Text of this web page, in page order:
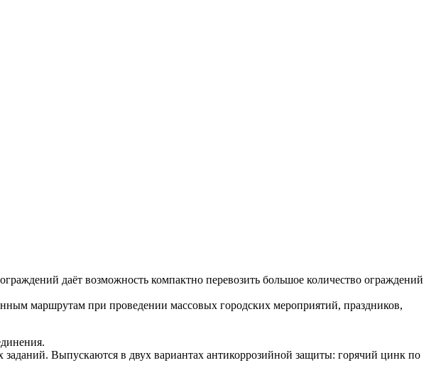
даёт возможность компактно перевозить большое количество ограждений
маршрутам при проведении массовых городских мероприятий, праздников,
Выпускаются в двух вариантах антикоррозийной защиты: горячий цинк по